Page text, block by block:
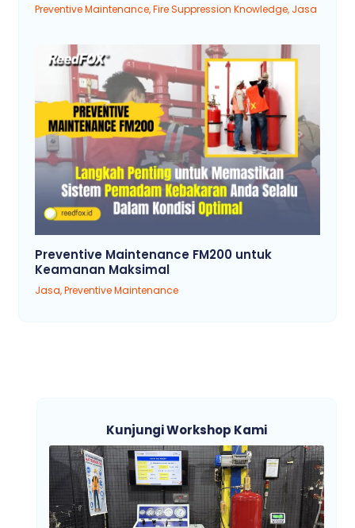
Preventive Maintenance,Fire Suppression Knowledge, Jasa
Preventive Maintenance FM200 untuk
Keamanan Maksimal
Jasa,Preventive Maintenance
Kunjungi Workshop Kami